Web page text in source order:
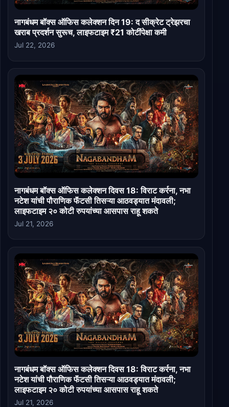
नागबंधम बॉक्स ऑफिस कलेक्शन दिन 19: द सीक्रेट ट्रेझरचा
खराब प्रदर्शन सुरूच, लाइफटाइम ₹21 कोटींपेक्षा कमी
Jul 22, 2026
नागबंधम बॉक्स ऑफिस कलेक्शन दिवस 18: विराट कर्रना, नभा
नटेश यांची पौराणिक फॅंटसी तिसऱ्या आठवड्यात मंदावली;
लाइफटाइम २० कोटी रुपयांच्या आसपास राहू शकते
Jul 21, 2026
नागबंधम बॉक्स ऑफिस कलेक्शन दिवस 18: विराट कर्रना, नभा
नटेश यांची पौराणिक फॅंटसी तिसऱ्या आठवड्यात मंदावली;
लाइफटाइम २० कोटी रुपयांच्या आसपास राहू शकते
Jul 21, 2026